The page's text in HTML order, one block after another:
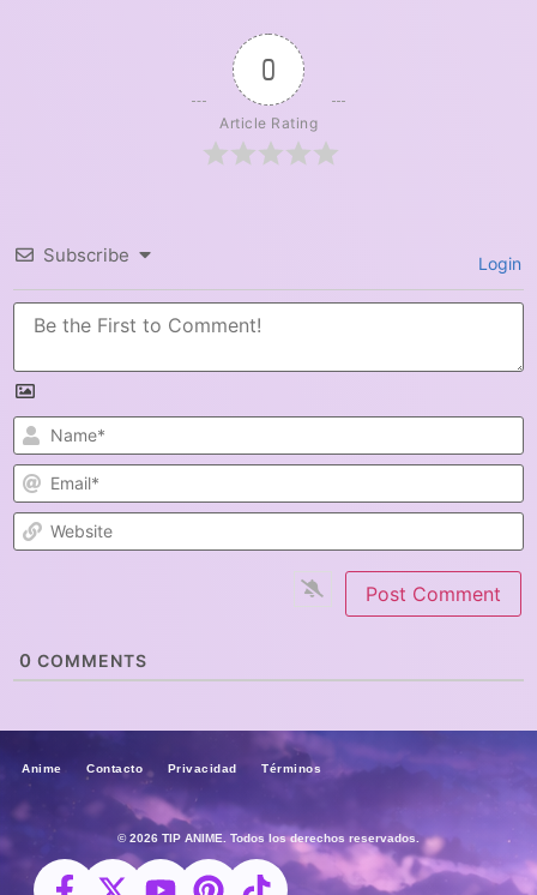
0
Article Rating
Subscribe Login
0 COMMENTS
Anime Contacto Privacidad Términos
© 2026 TIP ANIME. Todos los derechos reservados.